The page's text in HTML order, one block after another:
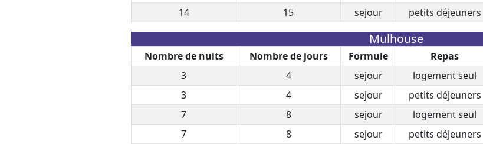
14
15 sejour petits déjeuners
Mulhouse
Nombre de nuits Nombre de jours Formule Repas
3
4 sejour logement seul
3
4 sejour petits déjeuners
7
8 sejour logement seul
7
8 sejour petits déjeuners